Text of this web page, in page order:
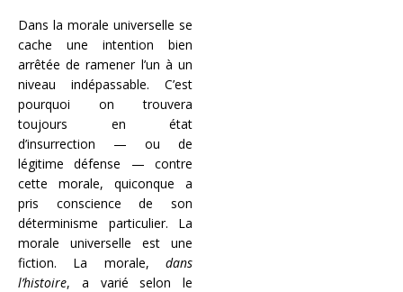
Dans la morale universelle se
cache une intention bien
arrêtée de ramener l’un à un
niveau indépassable. C’est
pourquoi on trouvera
toujours en état
d’insurrection — ou de
légitime défense — contre
cette morale, quiconque a
pris conscience de son
déterminisme particulier. La
morale universelle est une
fiction. La morale, dans
l’histoire, a varié selon le